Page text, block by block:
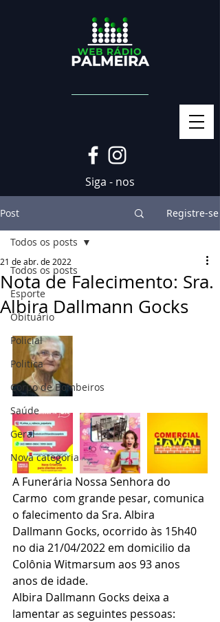
Siga - nos
Post Registre-se
Todos os posts
Esporte
Obituário
Policial
Politica
Corpo de Bombeiros
Saúde
Geral
Nova categoria
Todos os posts
Nota de Falecimento: Sra.
Albira Dallmann Gocks
21 de abr. de 2022
A Funerária Nossa Senhora do
Carmo  com grande pesar, comunica
o falecimento da Sra. Albira
Dallmann Gocks, ocorrido às 15h40
no dia 21/04/2022 em domicilio da
Colônia Witmarsum aos 93 anos
anos de idade.
Albira Dallmann Gocks deixa a
lamentar as seguintes pessoas: